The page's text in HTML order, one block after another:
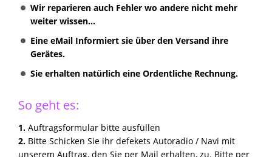
Wir reparieren auch Fehler wo andere nicht mehr
weiter wissen...
Eine eMail Informiert sie über den Versand ihre
Gerätes.
Sie erhalten natürlich eine Ordentliche Rechnung.
So geht es:
1. Auftragsformular bitte ausfüllen
2. Bitte Schicken Sie ihr defekets Autoradio / Navi mit
unserem Auftrag, den Sie per Mail erhalten, zu. Bitte per